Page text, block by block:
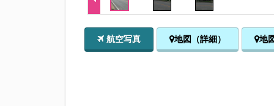
航空写真 地図（詳細） 地